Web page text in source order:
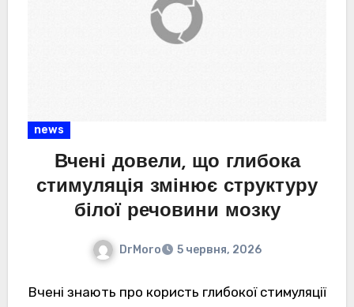
news
Вчені довели, що глибока
стимуляція змінює структуру
білої речовини мозку
DrMoro 5 червня, 2026
Вчені знають про користь глибокої стимуляції